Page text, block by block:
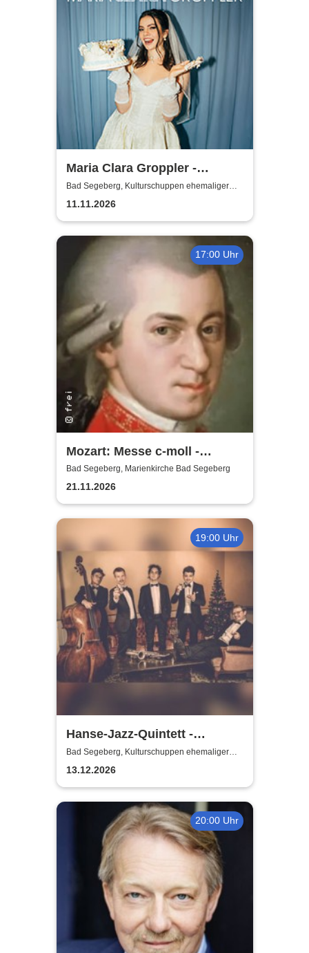
Maria Clara Groppler -
Ehefrau | 2026
Bad Segeberg, Kulturschuppen ehemaliger
Antikschuppen
11.11.2026
17:00 Uhr
Mozart: Messe c-moll -
Marienkirche Bad Segeberg
Bad Segeberg, Marienkirche Bad Segeberg
21.11.2026
19:00 Uhr
Hanse-Jazz-Quintett -
Swinging Home for Christmas
Bad Segeberg, Kulturschuppen ehemaliger
Antikschuppen
13.12.2026
20:00 Uhr